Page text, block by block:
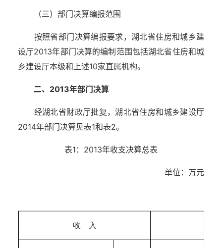
（三）部门决算编报范围
按照省部门决算编报要求，湖北省住房和城乡建
设厅2013年部门决算的编制范围包括湖北省住房和城
乡建设厅本级和上述10家直属机构。
二、2013年部门决算
经湖北省财政厅批复，湖北省住房和城乡建设厅
2014年部门决算见表1和表2。
表1：2013年收支决算总表
单位：万元
收 入